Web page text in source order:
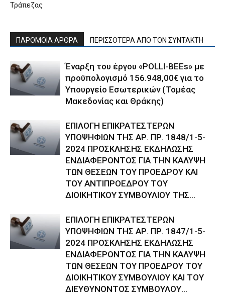
Τράπεζας
ΠΑΡΟΜΟΙΑ ΑΡΘΡΑ ΠΕΡΙΣΣΟΤΕΡΑ ΑΠΟ ΤΟΝ ΣΥΝΤΑΚΤΗ
Έναρξη του έργου «POLLI-BEEs» με
προϋπολογισμό 156.948,00€ για το
Υπουργείο Εσωτερικών (Τομέας
Μακεδονίας και Θράκης)
ΕΠΙΛΟΓΗ ΕΠΙΚΡΑΤΕΣΤΕΡΩΝ
ΥΠΟΨΗΦΙΩΝ ΤΗΣ ΑΡ. ΠΡ. 1848/1-5-
2024 ΠΡΟΣΚΛΗΣΗΣ ΕΚΔΗΛΩΣΗΣ
ΕΝΔΙΑΦΕΡΟΝΤΟΣ ΓΙΑ ΤΗΝ ΚΑΛΥΨΗ
ΤΩΝ ΘΕΣΕΩΝ ΤΟΥ ΠΡΟΕΔΡΟΥ ΚΑΙ
ΤΟΥ ΑΝΤΙΠΡΟΕΔΡΟΥ ΤΟΥ
ΔΙΟΙΚΗΤΙΚΟΥ ΣΥΜΒΟΥΛΙΟΥ ΤΗΣ...
ΕΠΙΛΟΓΗ ΕΠΙΚΡΑΤΕΣΤΕΡΩΝ
ΥΠΟΨΗΦΙΩΝ ΤΗΣ ΑΡ. ΠΡ. 1847/1-5-
2024 ΠΡΟΣΚΛΗΣΗΣ ΕΚΔΗΛΩΣΗΣ
ΕΝΔΙΑΦΕΡΟΝΤΟΣ ΓΙΑ ΤΗΝ ΚΑΛΥΨΗ
ΤΩΝ ΘΕΣΕΩΝ ΤΟΥ ΠΡΟΕΔΡΟΥ ΤΟΥ
ΔΙΟΙΚΗΤΙΚΟΥ ΣΥΜΒΟΥΛΙΟΥ ΚΑΙ ΤΟΥ
ΔΙΕΥΘΥΝΟΝΤΟΣ ΣΥΜΒΟΥΛΟΥ...